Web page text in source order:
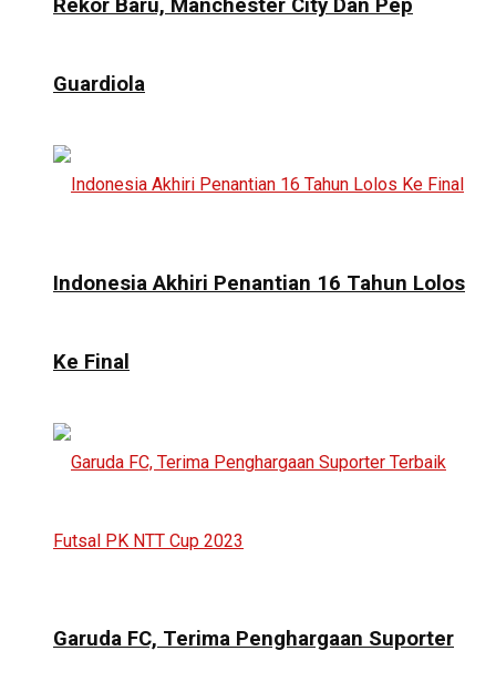
Rekor Baru, Manchester City Dan Pep
Guardiola
Indonesia Akhiri Penantian 16 Tahun Lolos
Ke Final
Garuda FC, Terima Penghargaan Suporter